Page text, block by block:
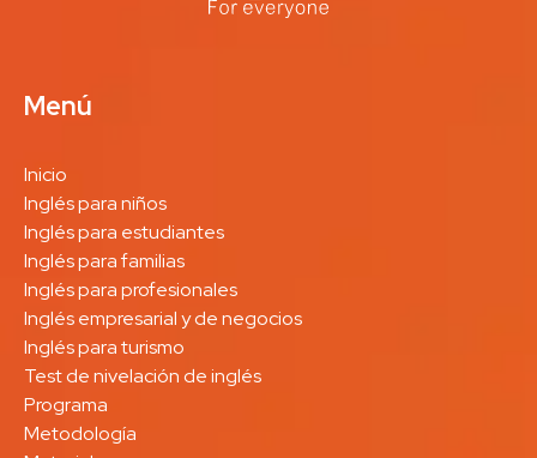
Menú
Inicio
Inglés para niños
Inglés para estudiantes
Inglés para familias
Inglés para profesionales
Inglés empresarial y de negocios
Inglés para turismo
Test de nivelación de inglés
Programa
Metodología